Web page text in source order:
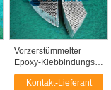
Vorzerstümmelter
Epoxy-Klebbindungs-
Schlagdämpfer aus
Aluminium aus
Kontakt-Lieferant